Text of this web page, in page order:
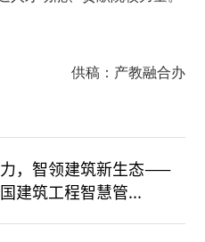
供稿：产教融合办
，智领建筑新生态——
建筑工程智慧管...